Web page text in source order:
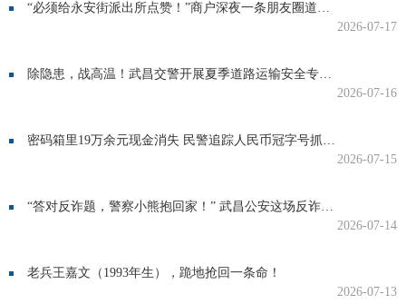
“必须给永安街派出所点赞！”商户深夜一条朋友圈道出警民情
2026-07-17
除隐患，战高温！武昌交警开展夏季道路运输安全专项检查整治行动
2026-07-16
密码箱里19万余元现金消失 民警追踪人民币冠字号抓获嫌疑人
2026-07-15
“答对反诈题，警察小熊抱回家！” 武昌公安这场反诈宣传有料又有趣
2026-07-14
老兵王嘉文（1993年生），跪地抢回一条命！
2026-07-13